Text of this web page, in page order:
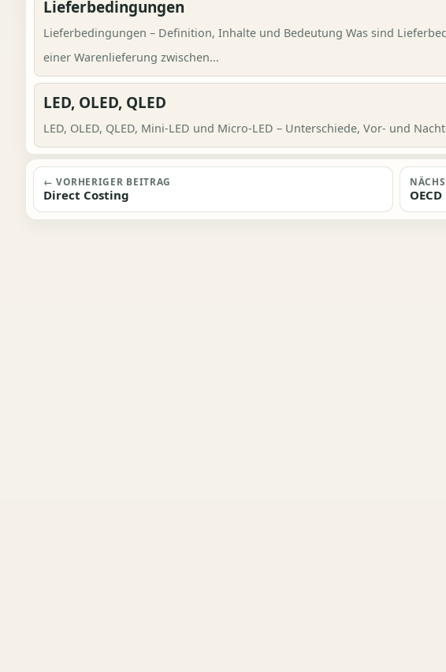
Lieferbedingungen
Lieferbedingungen – Definition, Inhalte und Bedeutung Was sind
einer Warenlieferung zwischen...
LED, OLED, QLED
LED, OLED, QLED, Mini-LED und Micro-LED – Unterschiede, Vor- und
Beitragsnavigation
← VORHERIGER BEITRAG
Direct Costing OECD